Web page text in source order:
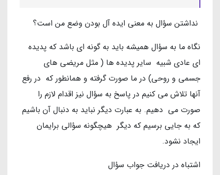
نداشتن سؤال به معنی ایده آل بودن وضع من است؟
نگاه ما به سؤال همیشه باید به گونه ای باشد که پدیده
ای عادی شبیه سایر پدیده ها ( مثل مریضی های
جسمی و روحی) در ما صورت گرفته و همانطور که در رفع
آنها تلاش می کنیم در پاسخ به سؤال نیز اقدام لازم را
صورت می دهیم. به عبارت دیگر نباید به دنبال آن باشیم
که به جایی برسیم که دیگر هیچگونه سؤالی برایمان
ایجاد نشود.
اشتباه در دریافت جواب سؤال